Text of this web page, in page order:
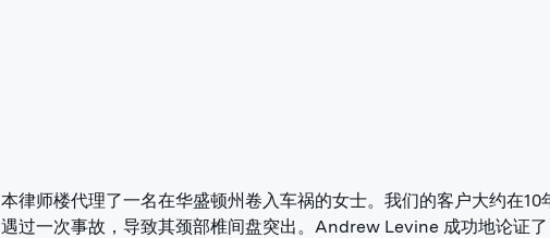
本律师楼代理了一名在华盛顿州卷入车祸的女士。我们的客户大约在10
遇过一次事故，导致其颈部椎间盘突出。Andrew Levine 成功地论证